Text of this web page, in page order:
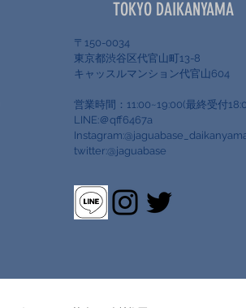
TOKYO DAIKANYAMA
〒150-0034
東京都渋谷区代官山町13-8
キャッスルマンション代官山604
営業時間：11:00~19:00(最終受付
LINE:＠qff6467a
twitter:@jaguabase